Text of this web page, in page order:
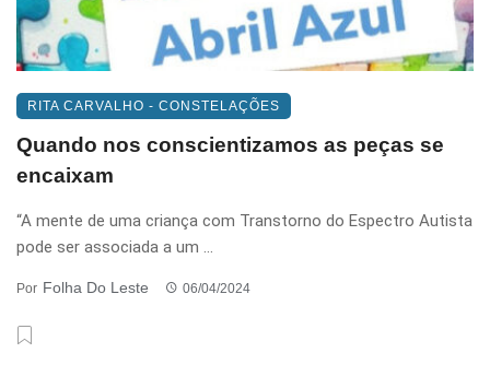
RITA CARVALHO - CONSTELAÇÕES
Quando nos conscientizamos as peças se
encaixam
“A mente de uma criança com Transtorno do Espectro Autista
pode ser associada a um ...
Por Folha Do Leste 06/04/2024